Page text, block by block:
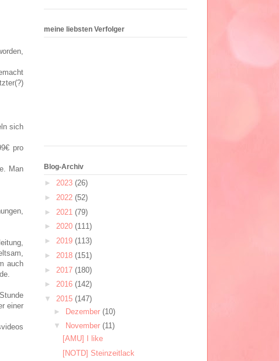
sich
pro
Man
auch
einer
meine liebsten Verfolger
Blog-Archiv
► 2023 (26)
► 2022 (52)
► 2021 (79)
► 2020 (111)
► 2019 (113)
► 2018 (151)
► 2017 (180)
► 2016 (142)
▼ 2015 (147)
► Dezember (10)
▼
November (11)
[AMU] I like
[NOTD] Steinzeitlack